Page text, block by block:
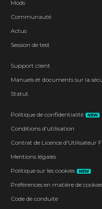
Mods
Communauté
Actus
Session de test
Support client
Manuels et documents sur la
Statut
Politique de confidentialité NEW
Conditions d'utilisation
Contrat de Licence d'Utilisateur
Mentions légales
Politique sur les cookies
NEW
Préférences en matière de
Code de conduite